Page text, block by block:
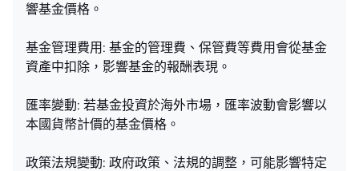
響基金價格。
基金管理費用: 基金的管理費、保管費等費用會從基金
資產中扣除，影響基金的報酬表現。
匯率變動: 若基金投資於海外市場，匯率波動會影響以
本國貨幣計價的基金價格。
政策法規變動: 政府政策、法規的調整，可能影響特定